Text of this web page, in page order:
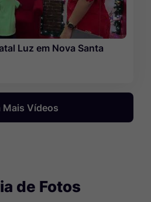
Luz em Nova Santa
Mais Vídeos
de Fotos